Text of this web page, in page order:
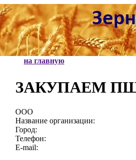
на главную
ЗАКУПАЕМ
ООО
Название организации:
Город:
Телефон:
E-mail: